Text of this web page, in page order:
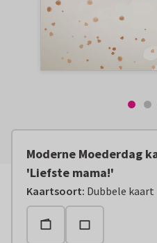
Moderne Moederdag
'Liefste mama!'
Kaartsoort: Dubbele kaart
Vanaf:€ 2,79 excl.